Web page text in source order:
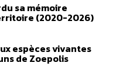
sa mémoire
(2020-2026)
espèces vivantes
de Zoepolis